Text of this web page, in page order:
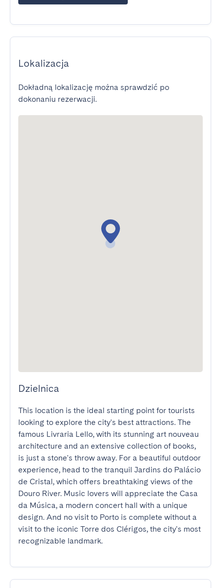
Lokalizacja
Dokładną lokalizację można sprawdzić po
dokonaniu rezerwacji.
Dzielnica
This location is the ideal starting point for tourists
looking to explore the city's best attractions. The
famous Livraria Lello, with its stunning art nouveau
architecture and an extensive collection of books,
is just a stone's throw away. For a beautiful outdoor
experience, head to the tranquil Jardins do Palácio
de Cristal, which offers breathtaking views of the
Douro River. Music lovers will appreciate the Casa
da Música, a modern concert hall with a unique
design. And no visit to Porto is complete without a
visit to the iconic Torre dos Clérigos, the city's most
recognizable landmark.